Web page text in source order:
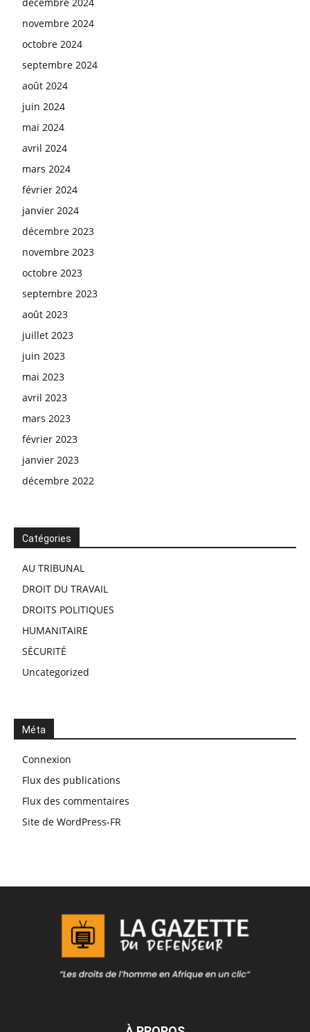
novembre 2024
octobre 2024
septembre 2024
août 2024
juin 2024
mai 2024
avril 2024
mars 2024
février 2024
janvier 2024
décembre 2023
novembre 2023
octobre 2023
septembre 2023
août 2023
juillet 2023
juin 2023
mai 2023
avril 2023
mars 2023
février 2023
janvier 2023
décembre 2022
Catégories
AU TRIBUNAL
DROIT DU TRAVAIL
DROITS POLITIQUES
HUMANITAIRE
SÉCURITÉ
Uncategorized
Méta
Connexion
Flux des publications
Flux des commentaires
Site de WordPress-FR